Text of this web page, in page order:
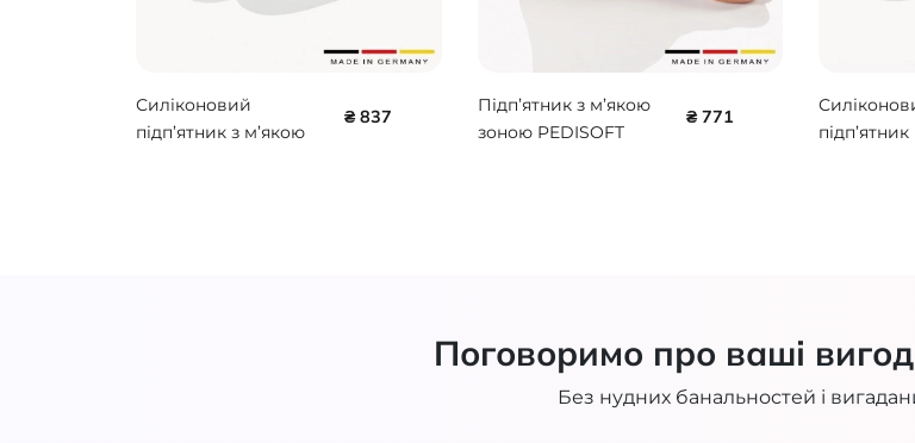
Силіконовий
підп’ятник з м’якою
₴ 837
Підп’ятник з м’якою
зоною PEDISOFT
₴ 771
Поговоримо про ваші
Без нудних банальностей і